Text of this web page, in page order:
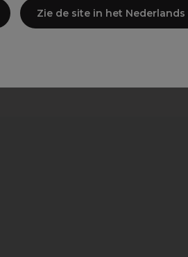
Zie de site in het Nederlands